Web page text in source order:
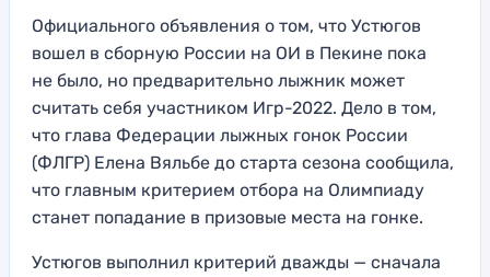
Официального объявления о том, что Устюгов
вошел в сборную России на ОИ в Пекине пока
не было, но предварительно лыжник может
считать себя участником Игр-2022. Дело в том,
что глава Федерации лыжных гонок России
(ФЛГР) Елена Вяльбе до старта сезона сообщила,
что главным критерием отбора на Олимпиаду
станет попадание в призовые места на гонке.
Устюгов выполнил критерий дважды — сначала